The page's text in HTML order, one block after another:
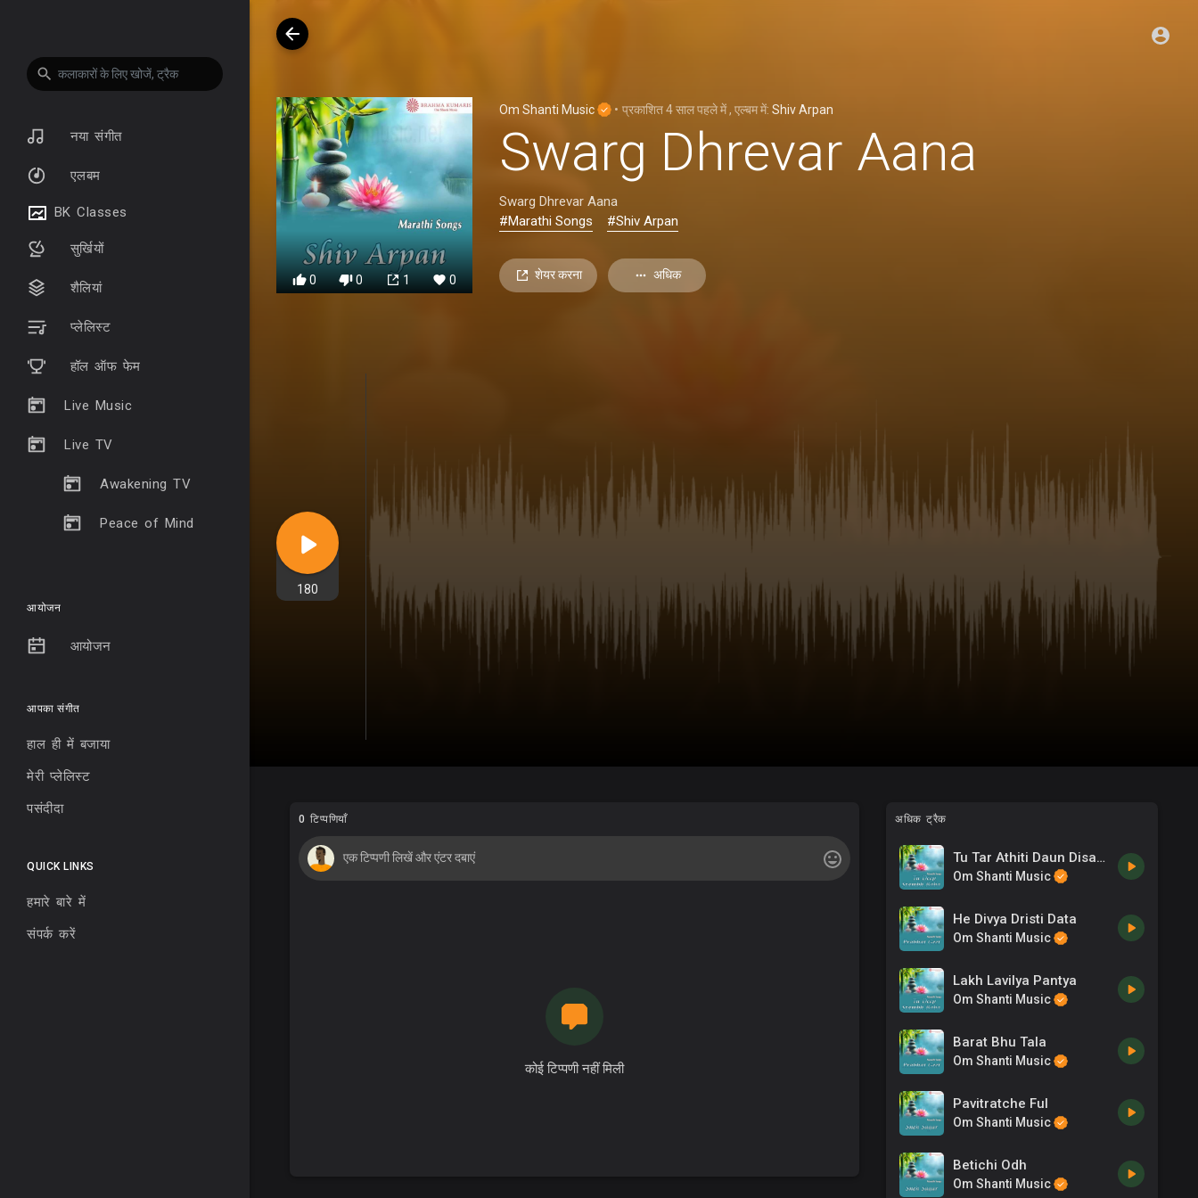
नया संगीत
एलबम
BK Classes
सुर्खियों
शैलियां
प्लेलिस्ट
हॉल ऑफ फेम
Live Music
Live TV
Awakening TV
Peace of Mind
आयोजन
आयोजन
आपका संगीत
हाल ही में बजाया
मेरी प्लेलिस्ट
पसंदीदा
QUICK LINKS
हमारे बारे में
संपर्क करें
0 0 1 0
Om Shanti Music • प्रकाशित4 साल पहलेमें, एल्बम में: Shiv Arpan
Swarg Dhrevar Aana
Swarg Dhrevar Aana
#Marathi Songs
#Shiv Arpan
शेयर करना अधिक
180
0 टिप्पणियाँ
कोई टिप्पणी नहीं मिली
अधिक ट्रैक
Tu Tar Athiti Daun Disacha - Shashi Mekal
Om Shanti Music
He Divya Dristi Data
Om Shanti Music
Lakh Lavilya Pantya
Om Shanti Music
Barat Bhu Tala
Om Shanti Music
Pavitratche Ful
Om Shanti Music
Betichi Odh
Om Shanti Music